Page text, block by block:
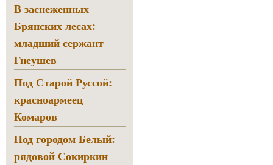
В заснеженных
Брянских лесах:
младший сержант
Гнеушев
Под Старой Руссой:
красноармеец
Комаров
Под городом Белый:
рядовой Сокиркин